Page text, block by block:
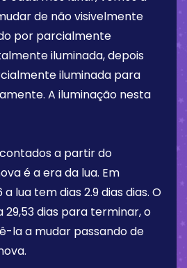
de não visivelmente
por parcialmente
iluminada, depois
iluminada para
A iluminação nesta
a partir do
é a era da lua. Em
a lua tem dias 2.9 dias dias. O
dias para terminar, o
la a mudar passando de